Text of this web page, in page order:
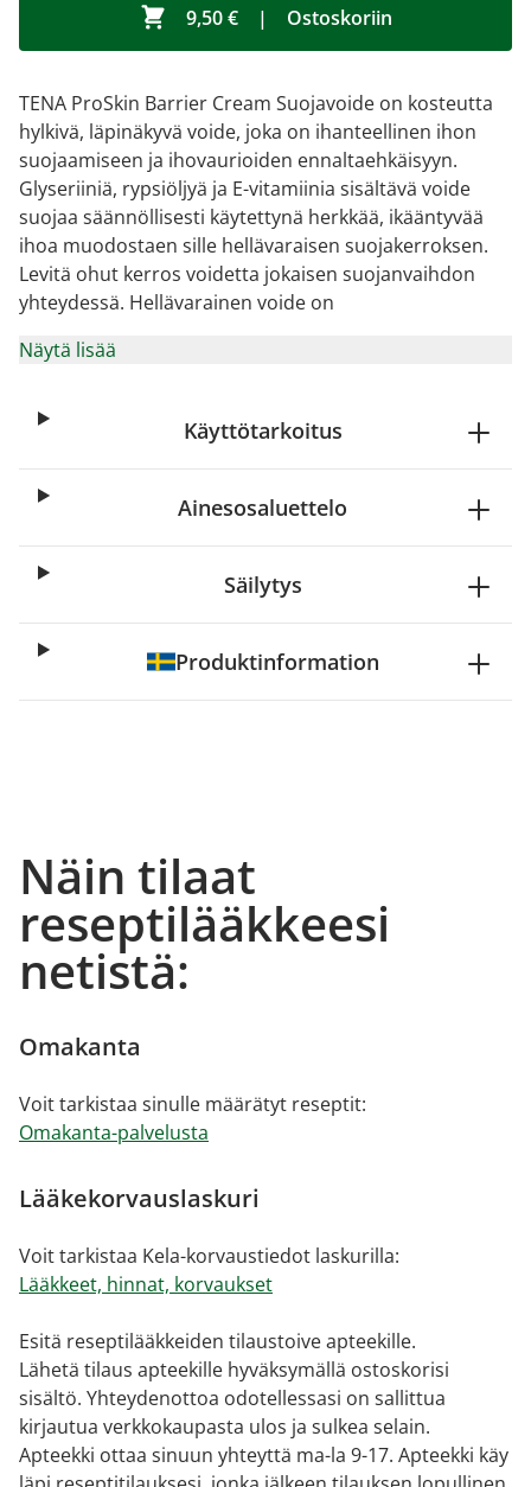
9,50 € | Ostoskoriin
TENA ProSkin Barrier Cream Suojavoide on kosteutta
hylkivä, läpinäkyvä voide, joka on ihanteellinen ihon
suojaamiseen ja ihovaurioiden ennaltaehkäisyyn.
Glyseriiniä, rypsiöljyä ja E-vitamiinia sisältävä voide
suojaa säännöllisesti käytettynä herkkää, ikääntyvää
ihoa muodostaen sille hellävaraisen suojakerroksen.
Levitä ohut kerros voidetta jokaisen suojanvaihdon
yhteydessä. Hellävarainen voide on
Näytä lisää
Käyttötarkoitus
Ainesosaluettelo
Säilytys
Produktinformation
Näin tilaat
reseptilääkkeesi
netistä:
Omakanta
Voit tarkistaa sinulle määrätyt reseptit:
Omakanta-palvelusta
Lääkekorvauslaskuri
Voit tarkistaa Kela-korvaustiedot laskurilla:
Lääkkeet, hinnat, korvaukset
Esitä reseptilääkkeiden tilaustoive apteekille.
Lähetä tilaus apteekille hyväksymällä ostoskorisi
sisältö. Yhteydenottoa odotellessasi on sallittua
kirjautua verkkokaupasta ulos ja sulkea selain.
Apteekki ottaa sinuun yhteyttä ma-la 9-17. Apteekki käy